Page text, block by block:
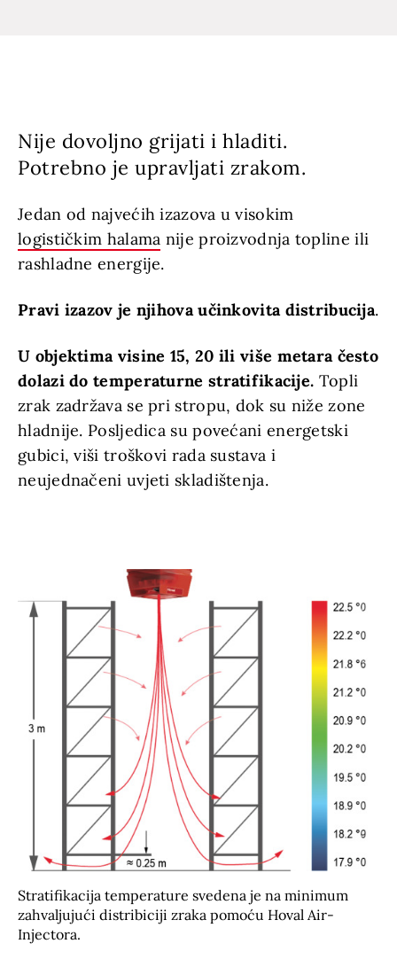
Nije dovoljno grijati i hladiti.
Potrebno je upravljati zrakom.
Jedan od najvećih izazova u visokim
logističkim halama nije proizvodnja topline ili
rashladne energije.
Pravi izazov je njihova učinkovita distribucija.
U objektima visine 15, 20 ili više metara često
dolazi do temperaturne stratifikacije. Topli
zrak zadržava se pri stropu, dok su niže zone
hladnije. Posljedica su povećani energetski
gubici, viši troškovi rada sustava i
neujednačeni uvjeti skladištenja.
Stratifikacija temperature svedena je na minimum
zahvaljujući distribiciji zraka pomoću Hoval Air-
Injectora.